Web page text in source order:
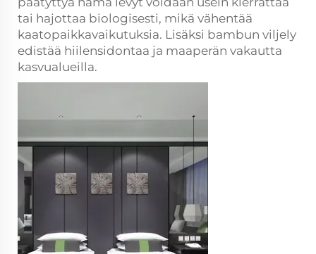
tai hajottaa biologisesti, mikä vähentää
kaatopaikkavaikutuksia. Lisäksi bambun viljely
edistää hiilensidontaa ja maaperän vakautta
kasvualueilla.